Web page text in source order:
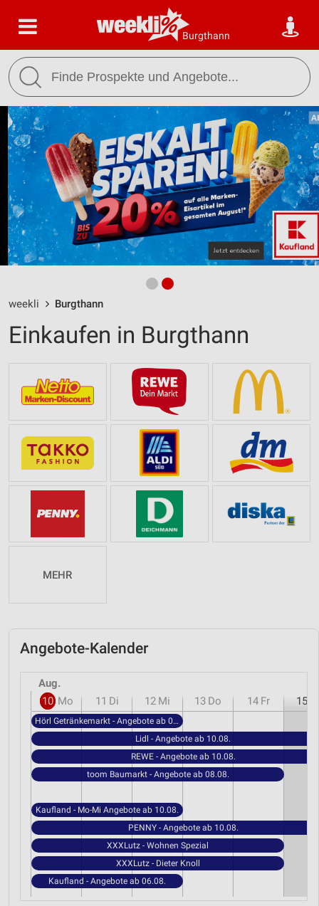
Burgthann
weekli Burgthann
Einkaufen in Burgthann
MEHR
Angebote-Kalender
Aug.
10 Mo 11 Di 12 Mi 13 Do 14 Fr 15
Hörl Getränkemarkt - Angebote ab 06.08.
Lidl - Angebote ab 10.08.
REWE - Angebote ab 10.08.
toom Baumarkt - Angebote ab 08.08.
Kaufland - Mo-Mi Angebote ab 10.08.
PENNY - Angebote ab 10.08.
XXXLutz - Wohnen Spezial
XXXLutz - Dieter Knoll
Kaufland - Angebote ab 06.08.